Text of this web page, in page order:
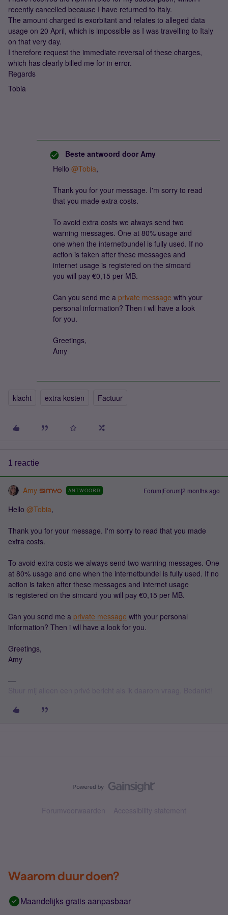
recently cancelled because I have returned to Italy.
The amount charged is exorbitant and relates to alleged data
usage on 20 April, which is impossible as I was travelling to Italy
on that very day.
I therefore request the immediate reversal of these charges,
which has clearly billed me for in error.
Regards
Tobia
Beste antwoord door Amy
Hello ​ @Tobia,
Thank you for your message. I'm sorry to read
that you made extra costs.
To avoid extra costs we always send two
warning messages. One at 80% usage and
one when the internetbundel is fully used. If no
action is taken after these messages and
internet usage is registered on the simcard
you will pay €0,15 per MB.
Can you send me a private message with your
personal information? Then i wll have a look
for you.
Greetings,
Amy
klacht extra kosten Factuur
1 reactie
Amy ANTWOORD Forum|Forum|2 months ago
Hello ​ @Tobia,
Thank you for your message. I'm sorry to read that you made
extra costs.
To avoid extra costs we always send two warning messages. One
at 80% usage and one when the internetbundel is fully used. If no
action is taken after these messages and internet usage
is registered on the simcard you will pay €0,15 per MB.
Can you send me a private message with your personal
information? Then i wll have a look for you.
Greetings,
Amy
Forumvoorwaarden Accessibility statement
Waarom duur doen?
Maandelijks gratis aanpasbaar